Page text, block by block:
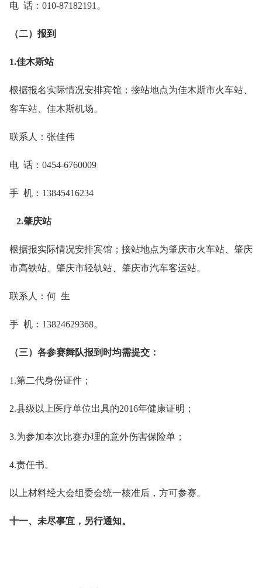
电 话：010-87182191。
（二）报到
1.佳木斯站
根据报名实际情况安排宾馆；接站地点为佳木斯市火车站、
客车站、佳木斯机场。
联系人：张佳伟
电 话：0454-6760009
手 机：13845416234
2.肇庆站
根据报实际情况安排宾馆；接站地点为肇庆市火车站、肇庆
市高铁站、肇庆市轻轨站、肇庆市汽车客运站。
联系人：何 生
手 机：13824629368。
（三）各参赛舞队报到时均需提交：
1.第二代身份证件；
2.县级以上医疗单位出具的2016年健康证明；
3.为参加本次比赛办理的意外伤害保险单；
4.责任书。
以上材料经大会组委会统一核准后，方可参赛。
十一、未尽事宜，另行通知。